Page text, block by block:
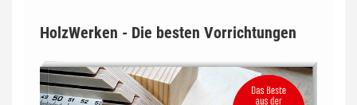
HolzWerken - Die besten Vorrichtungen